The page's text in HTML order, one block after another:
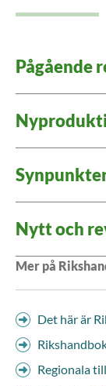
Pågående
Nytt och
Mer på
Det här är
Regionala